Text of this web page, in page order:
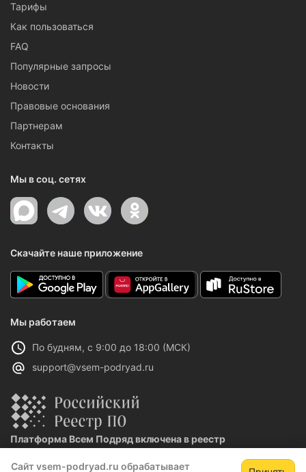
Сайт vsem-podryad.ru обрабатывает
Тарифы
Как пользоваться
FAQ
Популярные запросы
Новости
Правовые основания
Партнерам
Контакты
Мы в соц. сетях
Скачайте наше приложение
Мы работаем
По будням, с 9:00 до 18:00 (МСК)
support@vsem-podryad.ru
Платформа Всем Подряд включена в реестр
Реестровая запись №32021 от 06.02.2026